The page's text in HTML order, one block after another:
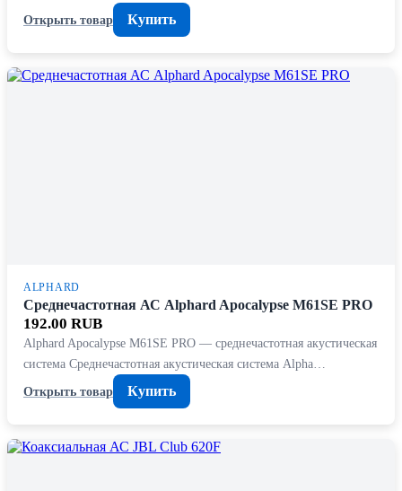
Открыть товар
Купить
ALPHARD
Среднечастотная АС Alphard Apocalypse M61SE PRO
192.00 RUB
Alphard Apocalypse M61SE PRO — среднечастотная акустическая
система Среднечастотная акустическая система Alpha…
Открыть товар
Купить